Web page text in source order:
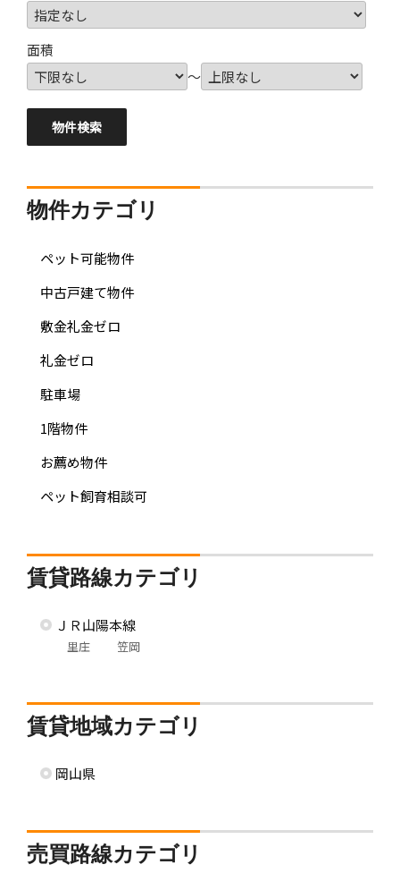
面積
～
物件カテゴリ
ペット可能物件
中古戸建て物件
敷金礼金ゼロ
礼金ゼロ
駐車場
1階物件
お薦め物件
ペット飼育相談可
賃貸路線カテゴリ
ＪＲ山陽本線
里庄 笠岡
賃貸地域カテゴリ
岡山県
売買路線カテゴリ